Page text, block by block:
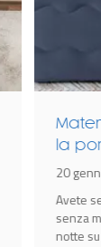
la
20
Avete
senza
notte